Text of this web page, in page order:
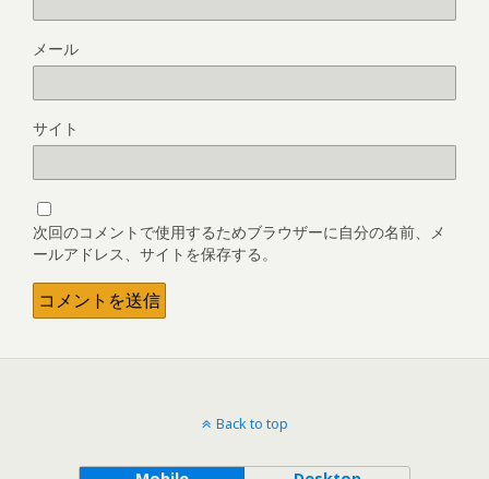
メール
サイト
次回のコメントで使用するためブラウザーに自分の名前、メ
ールアドレス、サイトを保存する。
Back to top